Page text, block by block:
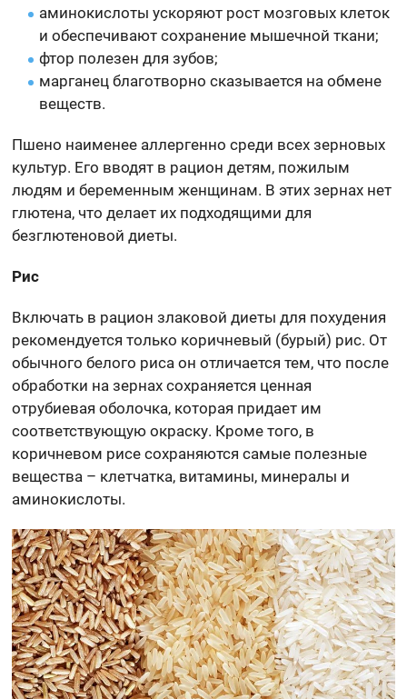
аминокислоты ускоряют рост мозговых клеток
и обеспечивают сохранение мышечной ткани;
фтор полезен для зубов;
марганец благотворно сказывается на обмене
веществ.
Пшено наименее аллергенно среди всех зерновых
культур. Его вводят в рацион детям, пожилым
людям и беременным женщинам. В этих зернах нет
глютена, что делает их подходящими для
безглютеновой диеты.
Рис
Включать в рацион злаковой диеты для похудения
рекомендуется только коричневый (бурый) рис. От
обычного белого риса он отличается тем, что после
обработки на зернах сохраняется ценная
отрубиевая оболочка, которая придает им
соответствующую окраску. Кроме того, в
коричневом рисе сохраняются самые полезные
вещества – клетчатка, витамины, минералы и
аминокислоты.